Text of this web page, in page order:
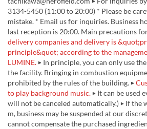
3134-5450 (11:00 to 20:00) * Please be
mistake. * Email us for inquiries. Business
last reception is 20:00. Main precautions
delivery companies and delivery is
principle&quot; according to the
LUMINE. ▶ In principle, you can only use
the facility. Bringing in combustion
prohibited by the rules of the building. ▶
to play background music. ▶ It can be used
will not be canceled automatically.) ▶ If the
m, business may be suspended at our
cannot compensate the purchased